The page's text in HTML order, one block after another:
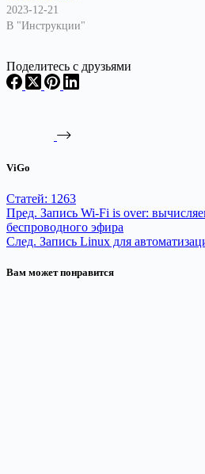
2023-12-21
В "Инструкции"
Поделитесь с друзьями
ViGo
Статей: 1263
Пред. Запись Wi-Fi is over:
беспроводного эфира
След. Запись Linux для
Вам может понравится